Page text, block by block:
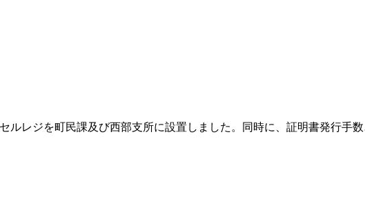
ルレジを町民課及び西部支所に設置しました。同時に、証明書発行手